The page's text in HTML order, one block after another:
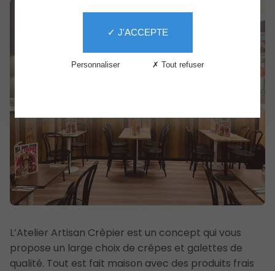
The
Second
Life
L’Atelier Artisan Crêpier est un concept qui vous
propose un large choix de crêpes et galettes de
qualité. Tout est fait maison avec des produits frais
✓ J'ACCEPTE
✗ Tout refuser
Personnaliser